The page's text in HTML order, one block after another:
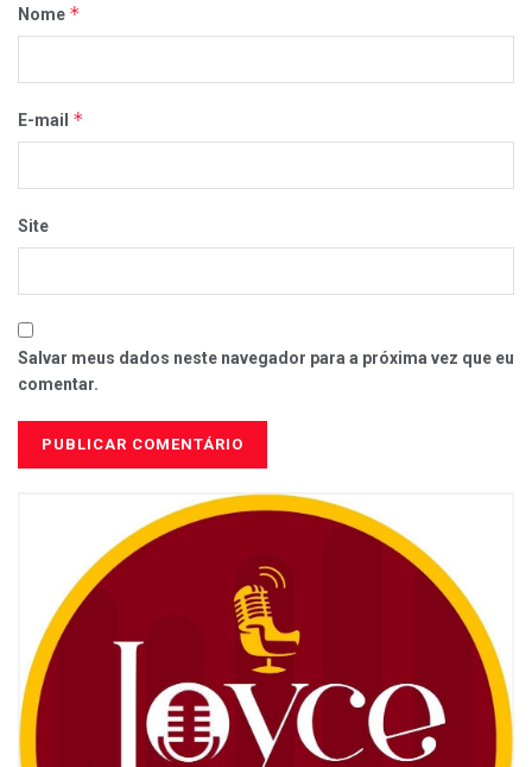
Nome *
E-mail *
Site
Salvar meus dados neste navegador para a próxima vez que eu
comentar.